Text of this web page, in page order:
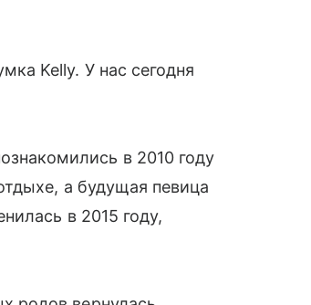
Kelly. У нас сегодня
в 2010 году
а будущая певица
в 2015 году,